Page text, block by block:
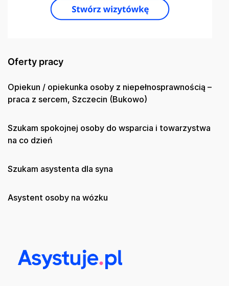
Oferty pracy
Opiekun / opiekunka osoby z niepełnosprawnością –
praca z sercem, Szczecin (Bukowo)
Szukam spokojnej osoby do wsparcia i towarzystwa
na co dzień
Szukam asystenta dla syna
Asystent osoby na wózku